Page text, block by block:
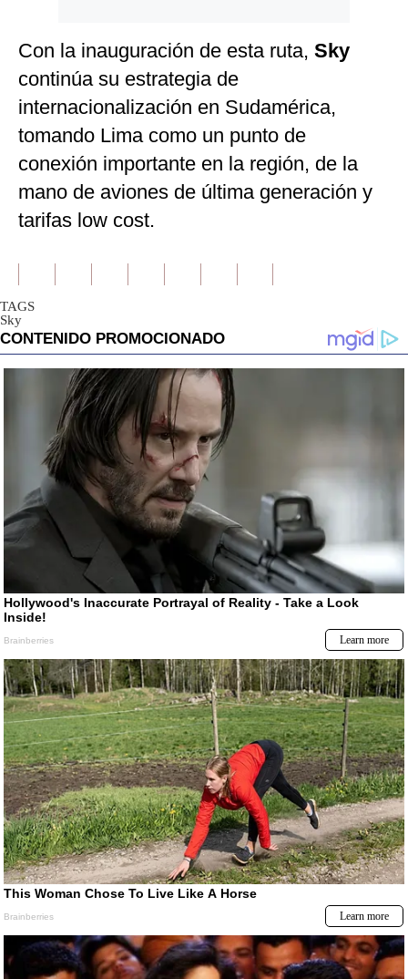
Con la inauguración de esta ruta, Sky
continúa su estrategia de
internacionalización en Sudamérica,
tomando Lima como un punto de
conexión importante en la región, de la
mano de aviones de última generación y
tarifas low cost.
TAGS
Sky